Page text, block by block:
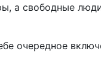
а свободные
очередное